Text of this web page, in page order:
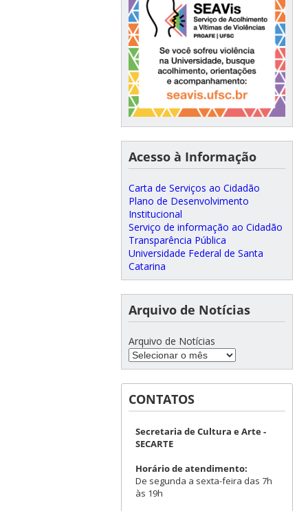
Acesso à Informação
Carta de Serviços ao Cidadão
Plano de Desenvolvimento
Institucional
Serviço de informação ao Cidadão
Transparência Pública
Universidade Federal de Santa
Catarina
Arquivo de Notícias
Arquivo de Notícias
CONTATOS
Secretaria de Cultura e Arte -
SECARTE
Horário de atendimento:
De segunda a sexta-feira das 7h
às 19h